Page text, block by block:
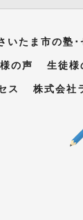
いたま市の塾
の声
生徒様
ス 株式会社